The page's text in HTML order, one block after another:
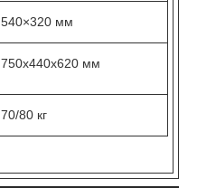
540×320 мм
750х440х620 мм
70/80 кг